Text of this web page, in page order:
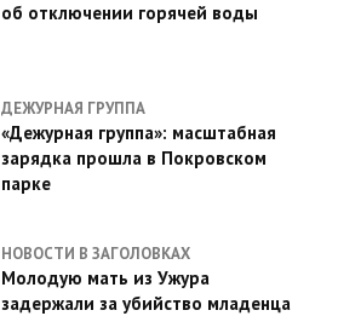
об отключении горячей воды
ДЕЖУРНАЯ ГРУППА
«Дежурная группа»: масштабная
зарядка прошла в Покровском
парке
НОВОСТИ В ЗАГОЛОВКАХ
Молодую мать из Ужура
задержали за убийство младенца